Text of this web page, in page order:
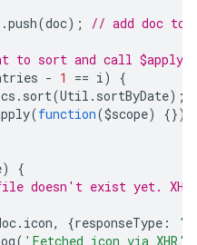
.push(doc); // add doc to
to sort and call
- 1 == i)
{
. sort(Util . sortByDate);
(function($scope)
{});
)
{
doesn't exist yet.
. icon, {responseType :
( 'Fetched icon via XHR'